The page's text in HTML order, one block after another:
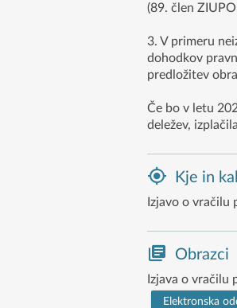
(89. člen
3. V primeru
dohodkov
predložitev
Če bo v letu
deležev,
Kje in
Izjavo o vračilu
Obrazci
Izjava o vračilu
Elektronska